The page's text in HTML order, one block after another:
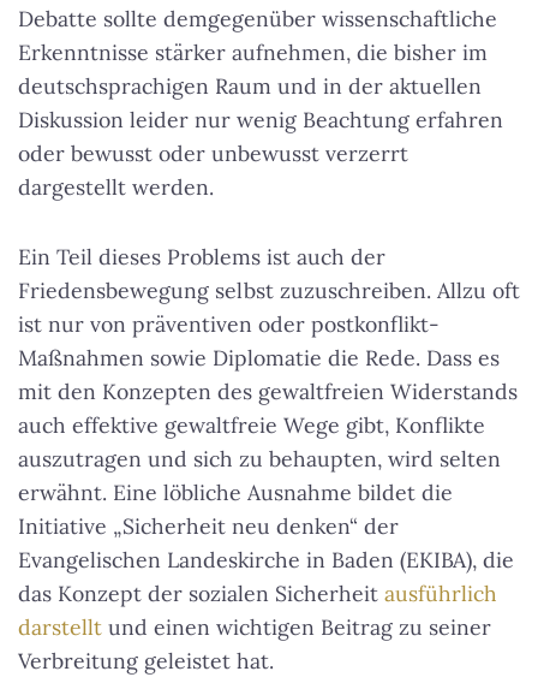
Debatte sollte demgegenüber wissenschaftliche
Erkenntnisse stärker aufnehmen, die bisher im
deutschsprachigen Raum und in der aktuellen
Diskussion leider nur wenig Beachtung erfahren
oder bewusst oder unbewusst verzerrt
dargestellt werden.
Ein Teil dieses Problems ist auch der
Friedensbewegung selbst zuzuschreiben. Allzu oft
ist nur von präventiven oder postkonflikt-
Maßnahmen sowie Diplomatie die Rede. Dass es
mit den Konzepten des gewaltfreien Widerstands
auch effektive gewaltfreie Wege gibt, Konflikte
auszutragen und sich zu behaupten, wird selten
erwähnt. Eine löbliche Ausnahme bildet die
Initiative „Sicherheit neu denken“ der
Evangelischen Landeskirche in Baden (EKIBA), die
das Konzept der sozialen Sicherheit ausführlich
darstellt und einen wichtigen Beitrag zu seiner
Verbreitung geleistet hat.